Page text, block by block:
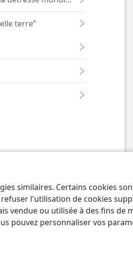
similaires. Certains cookies
l'utilisation de cookies
vendue ou utilisée à des fins de
pouvez personnaliser vos
terre”